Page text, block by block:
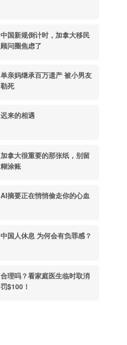
中国新规倒计时，加拿大移民
顾问圈焦虑了
单亲妈继承百万遗产 被小男友
勒死
迟来的相遇
加拿大很重要的那张纸，别留
糊涂账
AI摘要正在悄悄偷走你的心血
中国人休息 为何会有负罪感？
合理吗？看家庭医生临时取消
罚$100！